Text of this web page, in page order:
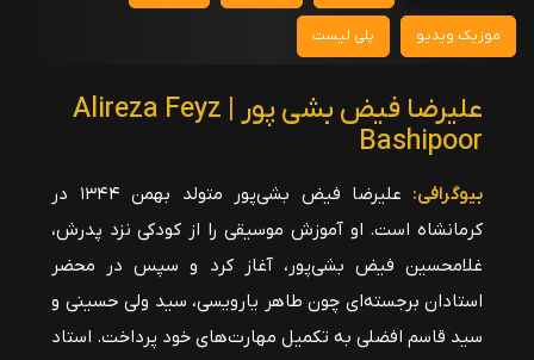
موزیک ویدیو پلی لیست
علیرضا فیض بشی پور | Alireza Feyz
Bashipoor
بیوگرافی:
علیرضا فیض بشی‌پور متولد بهمن ۱۳۴۴ در
کرمانشاه است. او آموزش موسیقی را از کودکی نزد پدرش،
غلامحسین فیض بشی‌پور، آغاز کرد و سپس در محضر
استادان برجسته‌ای چون طاهر یارویسی، سید ولی حسینی و
سید قاسم افضلی به تکمیل مهارت‌های خود پرداخت. استاد